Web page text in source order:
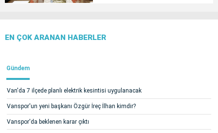
EN ÇOK ARANAN HABERLER
Gündem
Van'da 7 ilçede planlı elektrik kesintisi uygulanacak
Vanspor'un yeni başkanı Özgür İreç İlhan kimdir?
Vanspor'da beklenen karar çıktı